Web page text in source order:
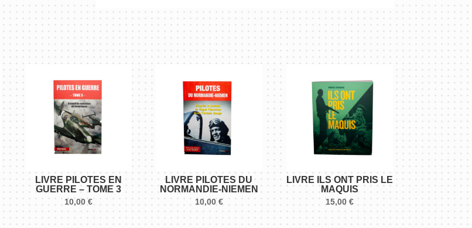
couteau,
meilleur
ami
du
survivaliste
LIVRE PILOTES EN
GUERRE – TOME 3
10,00€
LIVRE PILOTES DU
NORMANDIE-NIEMEN
10,00€
LIVRE ILS ONT PRIS LE
MAQUIS
15,00 €